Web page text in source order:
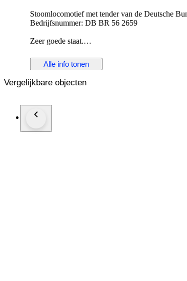
Stoomlocomotief met tender van de Deutsche
Bedrijfsnummer: DB BR 56 2659
Zeer goede staat.
Bekijk de foto's voor een goede indruk en de
Alle info tonen
Vergelijkbare objecten